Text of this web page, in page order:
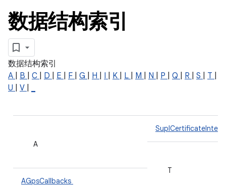
数据结构索引
数据结构索引
A
B C D E F G H I K L M N P Q R S T
U
V
A
T
AGpsCallbacks